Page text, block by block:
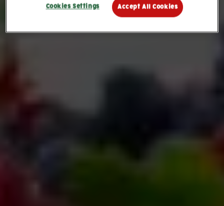
Accept All Cookies
Cookies Settings